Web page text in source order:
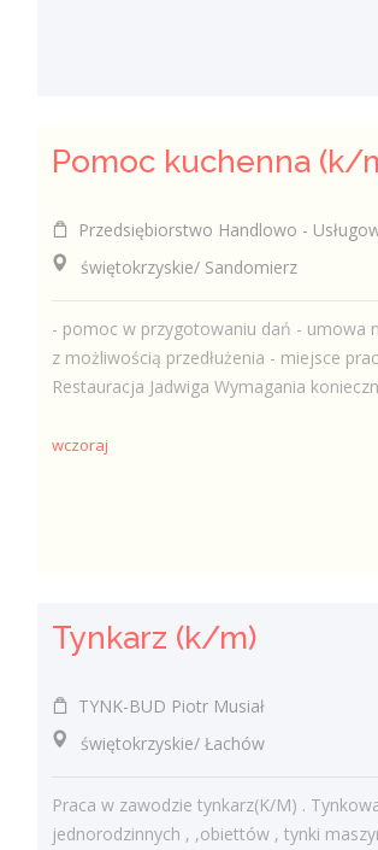
Pomoc kuchenna (k/
Przedsiębiorstwo Handlowo - Usługowe "TOMAX"
świętokrzyskie/ Sandomierz
- pomoc w przygotowaniu dań - umowa
z możliwością przedłużenia - miejsce
Restauracja Jadwiga Wymagania
wczoraj
Tynkarz (k/m)
TYNK-BUD Piotr Musiał
świętokrzyskie/ Łachów
Praca w zawodzie tynkarz(K/M) .
jednorodzinnych , ,obiettów , tynki